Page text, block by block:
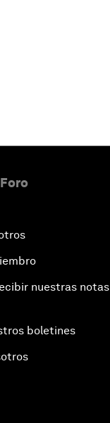
nuestras notas
boletines